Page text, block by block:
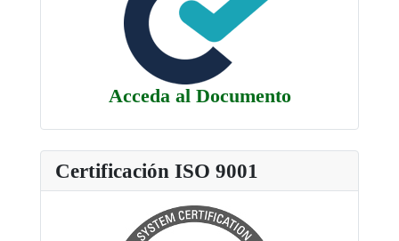
Acceda al Documento
Certificación ISO 9001